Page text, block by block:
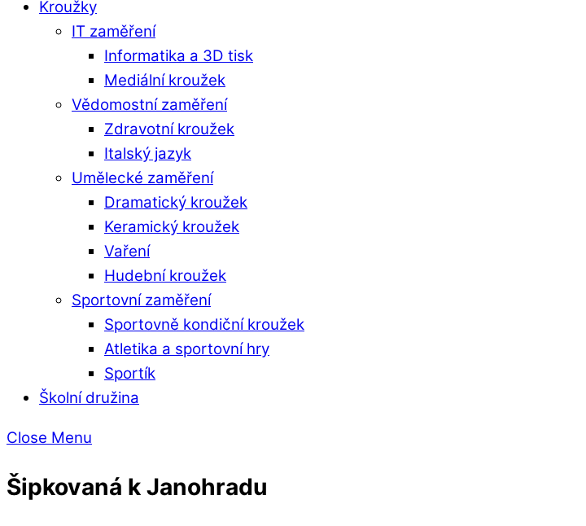
Kroužky
IT zaměření
Informatika a 3D tisk
Mediální kroužek
Vědomostní zaměření
Zdravotní kroužek
Italský jazyk
Umělecké zaměření
Dramatický kroužek
Keramický kroužek
Vaření
Hudební kroužek
Sportovní zaměření
Sportovně kondiční kroužek
Atletika a sportovní hry
Sportík
Školní družina
Close Menu
Šipkovaná k Janohradu